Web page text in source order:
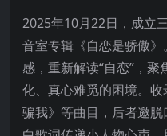
2025年10月22日，成立
音室专辑《自恋是骄傲
感，重新解读“自恋”，
化、真心难觅的困境。
骗我》等曲目，后者邀